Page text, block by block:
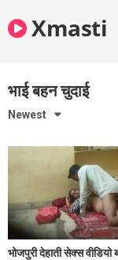
to
contentXmasti
भाई बहन चुदाई
Newest
भोजपुरी देहाती सेक्स वीडियो